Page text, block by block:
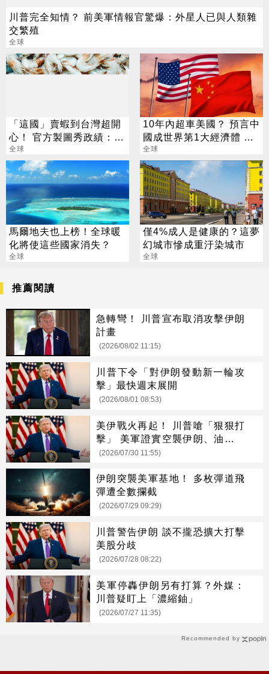
川普完全知情？ 前美軍情報官驚爆：外星人已與人類雜
交繁殖
全球
「這國」賣蝦到台灣超開
心！ 官方製圖秀政績：喜
賺6千萬
全球
10年內超車美國？ 預言中
國成世界第1大經濟體 學
者曝關鍵條件
全球
馬爾地夫也上榜！全球暖
化將使這些國家消失？
全球
僅4%成人是健康的？這夢
幻城市慘成重汙染城市
全球
Recommended by
推薦閱讀
急轉彎！ 川普宣布取消攻擊伊朗
計畫
(2026/08/02 11:15)
川普下令「對伊朗發動新一輪攻
擊」最快週末展開
(2026/08/01 08:53)
美伊戰火再起！ 川普嗆「狠狠打
擊」 美軍證實空襲伊朗、油價一
度飆8%
(2026/07/30 11:55)
伊朗突襲美軍基地！ 多枚彈道飛
彈遭全數攔截
(2026/07/29 09:29)
川普警告伊朗 談不攏恐擴大打擊
美股分歧
(2026/07/28 08:22)
美軍停轟伊朗另有打算？外媒：
川普疑盯上「濃縮鈾」
(2026/07/27 11:35)